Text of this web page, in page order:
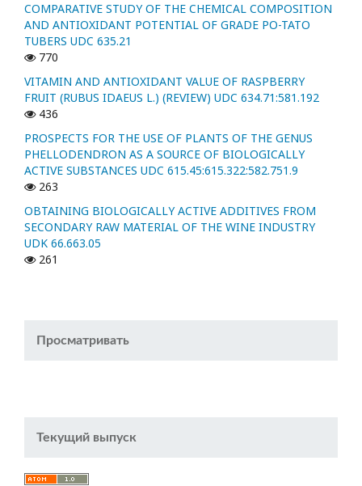
COMPARATIVE STUDY OF THE CHEMICAL COMPOSITION
AND ANTIOXIDANT POTENTIAL OF GRADE PO-TATO
TUBERS UDC 635.21
770
VITAMIN AND ANTIOXIDANT VALUE OF RASPBERRY
FRUIT (RUBUS IDAEUS L.) (REVIEW) UDC 634.71:581.192
436
PROSPECTS FOR THE USE OF PLANTS OF THE GENUS
PHELLODENDRON AS A SOURCE OF BIOLOGICALLY
ACTIVE SUBSTANCES UDC 615.45:615.322:582.751.9
263
OBTAINING BIOLOGICALLY ACTIVE ADDITIVES FROM
SECONDARY RAW MATERIAL OF THE WINE INDUSTRY
UDK 66.663.05
261
Просматривать
Текущий выпуск